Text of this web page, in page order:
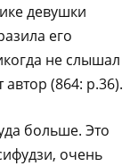
девушки
его
не слышал
(864: p.36).
больше. Это
очень